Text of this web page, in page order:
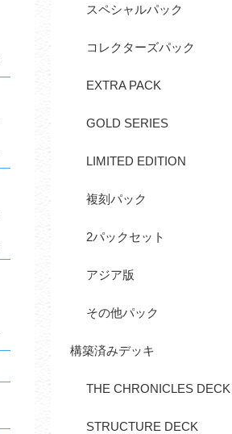
スペシャルパック
コレクターズパック
EXTRA PACK
GOLD SERIES
LIMITED EDITION
複刻パック
2パックセット
アジア版
その他パック
構築済みデッキ
THE CHRONICLES DECK
STRUCTURE DECK